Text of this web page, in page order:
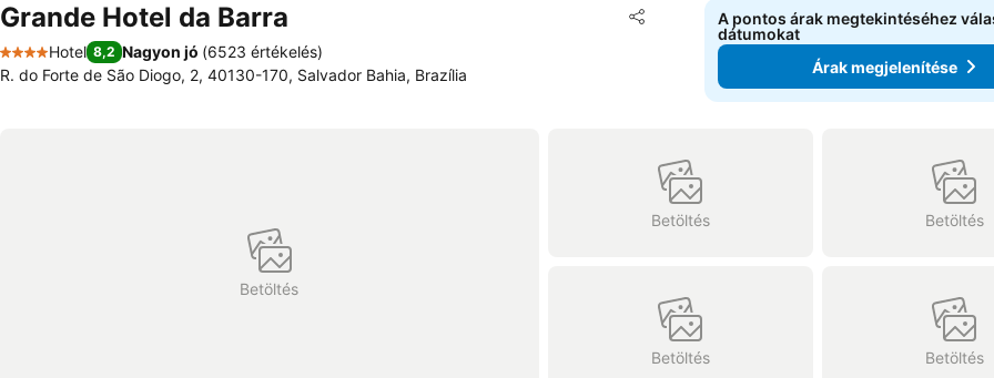
Grande Hotel da Barra Megosztás
Hozzáadás a kedvencekhez
4 Kategória
Hotel 8,2 Nagyon jó (6523 értékelés)
R. do Forte de São Diogo, 2, 40130-170, Salvador Bahia, Brazília
A pontos árak megtekintéséhez
dátumokat
Árak megjelenítése
Betöltés
Betöltés Betöltés
Betöltés Betöltés